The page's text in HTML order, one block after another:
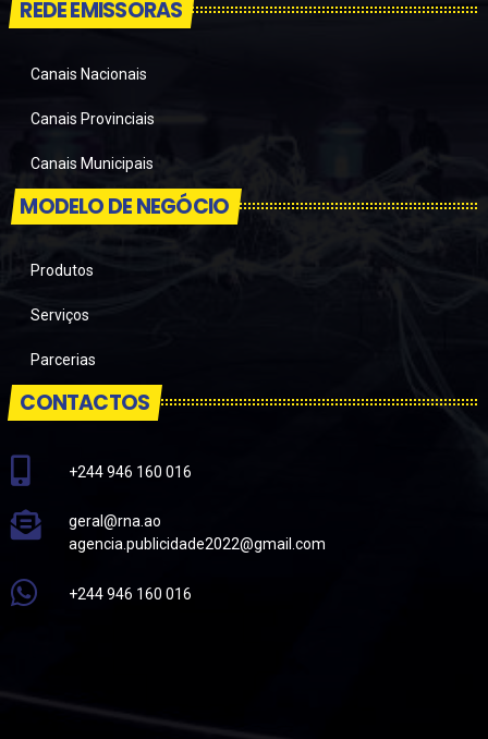
REDE EMISSORAS
Canais Nacionais
Canais Provinciais
Canais Municipais
MODELO DE NEGÓCIO
Produtos
Serviços
Parcerias
CONTACTOS
+244 946 160 016
geral@rna.ao
agencia.publicidade2022@gmail.com
+244 946 160 016